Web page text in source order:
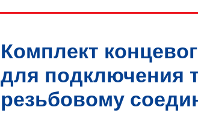
Комплект
для подключения
резьбовому